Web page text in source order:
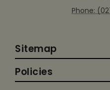
Phone:
Sitemap
Policies